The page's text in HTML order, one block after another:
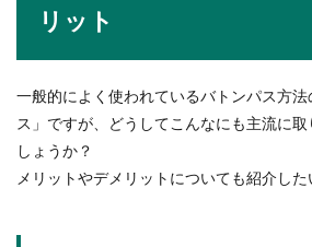
リット
一般的によく使われているバトンパス方
ス」ですが、どうしてこんなにも主流に
しょうか？
メリットやデメリットについても紹介した